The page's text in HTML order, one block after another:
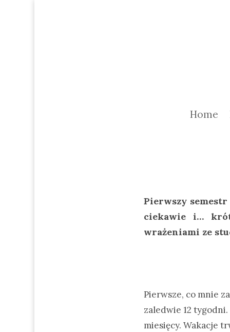
Home
Pierwszy
ciekawie i…
wrażeniami ze
Pierwsze, co mnie
zaledwie 12
miesięcy. Wakacje